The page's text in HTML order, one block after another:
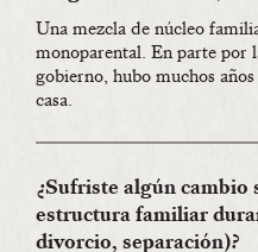
Una mezcla de núcleo
monoparental. En parte por
gobierno, hubo muchos
casa.
¿Sufriste algún
estructura familiar
divorcio, separación)?